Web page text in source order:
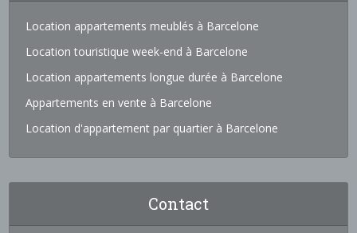
Location appartements meublés à Barcelone
Location touristique week-end à Barcelone
Location appartements longue durée à Barcelone
Appartements en vente à Barcelone
Location d'appartement par quartier à Barcelone
Contact